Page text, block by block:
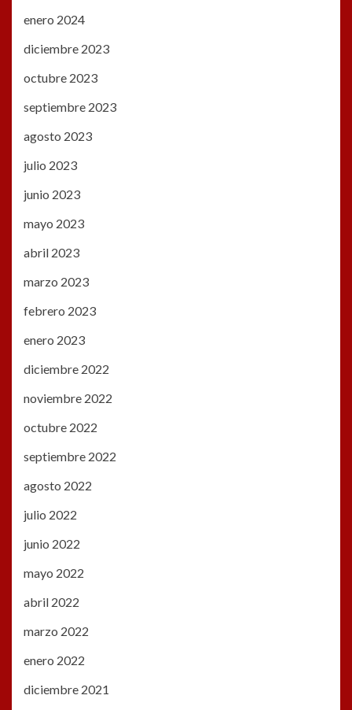
enero 2024
diciembre 2023
octubre 2023
septiembre 2023
agosto 2023
julio 2023
junio 2023
mayo 2023
abril 2023
marzo 2023
febrero 2023
enero 2023
diciembre 2022
noviembre 2022
octubre 2022
septiembre 2022
agosto 2022
julio 2022
junio 2022
mayo 2022
abril 2022
marzo 2022
enero 2022
diciembre 2021